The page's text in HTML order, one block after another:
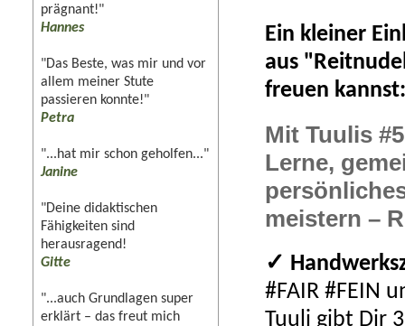
prägnant!"
Hannes
"Das Beste, was mir und vor
allem meiner Stute
passieren konnte!"
Petra
"...hat mir schon geholfen..."
Janine
"Deine didaktischen
Fähigkeiten sind
herausragend!
Gitte
"...auch Grundlagen super
erklärt – das freut mich
Ein kleiner
aus
freuen kannst:
Mit Tuulis
Lerne,
meistern –
✓
#FAIR #FEIN
Tuuli gibt Dir